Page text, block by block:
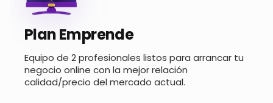
Plan Emprende
Equipo de 2 profesionales listos para arrancar tu
negocio online con la mejor relación
calidad/precio del mercado actual.